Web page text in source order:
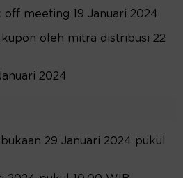
off meeting 19 Januari 2024
oleh mitra distribusi 22
2024
29 Januari 2024 pukul